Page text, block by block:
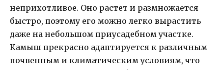
неприхотливое. Оно растет и размножается
быстро, поэтому его можно легко вырастить
даже на небольшом приусадебном участке.
Камыш прекрасно адаптируется к различным
почвенным и климатическим условиям, что